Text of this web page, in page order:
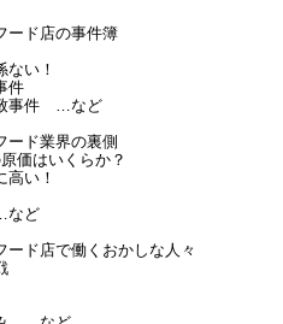
ド店の事件簿
ない！
件
致事件 …など
ド業界の裏側
価はいくらか？
高い！
など
ド店で働くおかしな人々